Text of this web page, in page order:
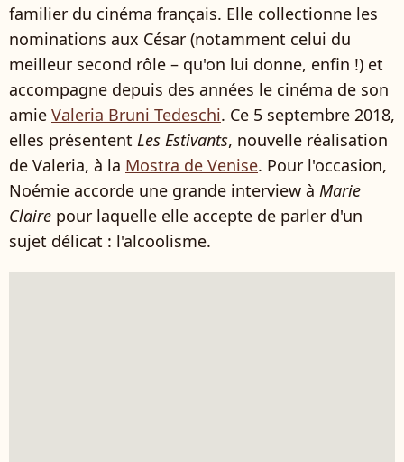
familier du cinéma français. Elle collectionne les
nominations aux César (notamment celui du
meilleur second rôle – qu'on lui donne, enfin !) et
accompagne depuis des années le cinéma de son
amie Valeria Bruni Tedeschi. Ce 5 septembre 2018,
elles présentent Les Estivants, nouvelle réalisation
de Valeria, à la Mostra de Venise. Pour l'occasion,
Noémie accorde une grande interview à Marie
Claire pour laquelle elle accepte de parler d'un
sujet délicat : l'alcoolisme.